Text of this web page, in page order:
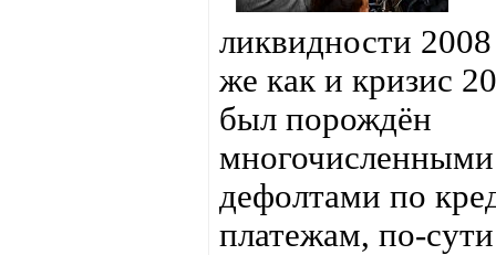
ликвидности 2008
же как и кризис
был порождён
многочисленными
дефолтами по
платежам, по-сути